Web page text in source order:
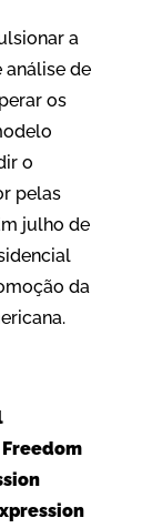
a
de
os
o
pelas
julho de
da